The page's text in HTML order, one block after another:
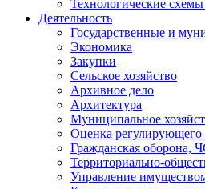
Технологические
Деятельность
Государственные и
Экономика
Закупки
Сельское хозяйство
Архивное дело
Архитектура
Муниципальное
Оценка регулирующего
Гражданская оборона,
Территориально-
Управление